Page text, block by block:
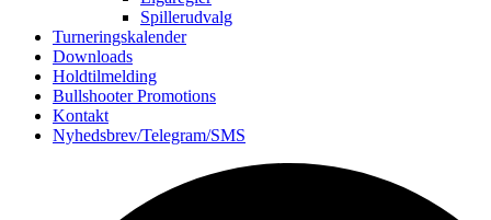
Spillerudvalg
Turneringskalender
Downloads
Holdtilmelding
Bullshooter Promotions
Kontakt
Nyhedsbrev/Telegram/SMS